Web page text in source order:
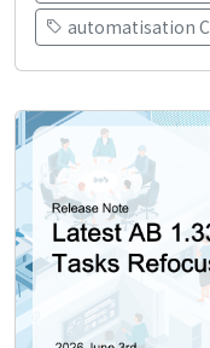
automatisation